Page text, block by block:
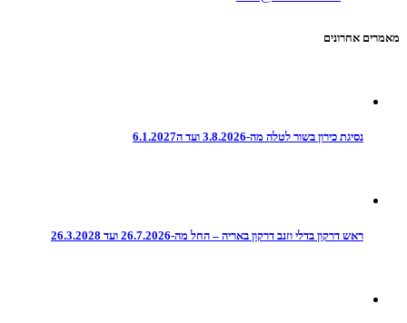
מאמרים אחרונים
נסיגת כירון בשור לטלה מה-3.8.2026 ועד ה6.1.2027
ראש דרקון בדלי וזנב דרקון באריה – החל מה-26.7.2026 ועד 26.3.2028